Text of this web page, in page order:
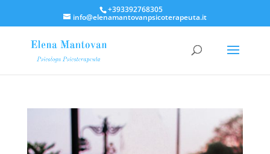
+393392768305
info@elenamantovanpsicoterapeuta.it